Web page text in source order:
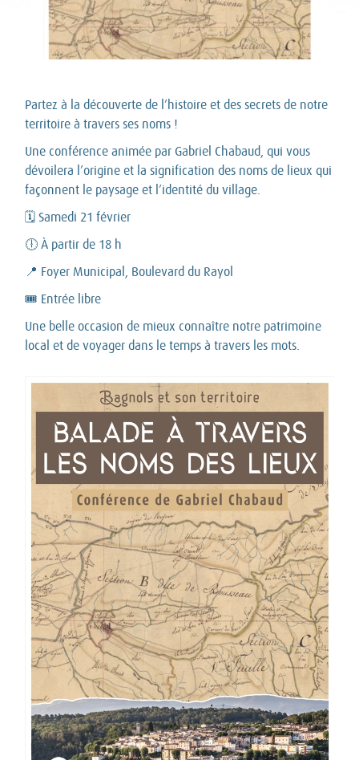
Partez à la découverte de l’histoire et des secrets de notre
territoire à travers ses noms !
Une conférence animée par Gabriel Chabaud, qui vous
dévoilera l’origine et la signification des noms de lieux qui
façonnent le paysage et l’identité du village.
🗓 Samedi 21 février
🕕 À partir de 18 h
📍 Foyer Municipal, Boulevard du Rayol
🎟 Entrée libre
Une belle occasion de mieux connaître notre patrimoine
local et de voyager dans le temps à travers les mots.